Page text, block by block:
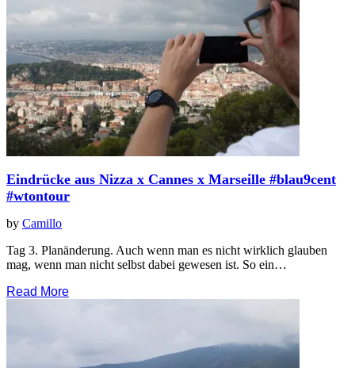
Eindrücke aus Nizza x Cannes x Marseille #blau9cent
#wtontour
by Camillo
Tag 3. Planänderung. Auch wenn man es nicht wirklich glauben
mag, wenn man nicht selbst dabei gewesen ist. So ein…
Read More